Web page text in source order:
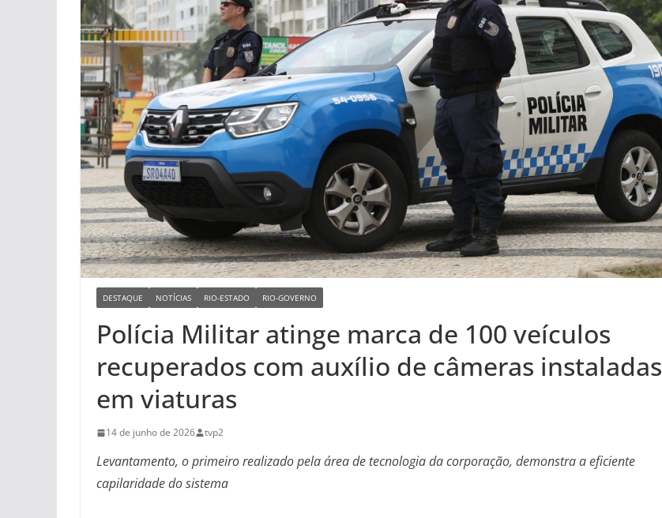
DESTAQUE NOTÍCIAS RIO-ESTADO RIO-GOVERNO
Polícia Militar atinge marca de 100 veículos
recuperados com auxílio de câmeras instaladas
em viaturas
14 de junho de 2026 tvp2
Levantamento, o primeiro realizado pela área de tecnologia da corporação, demonstra a eficiente
capilaridade do sistema